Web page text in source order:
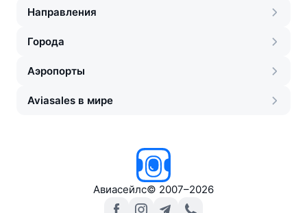
Направления
Города
Аэропорты
Aviasales в мире
Авиасейлс© 2007–2026